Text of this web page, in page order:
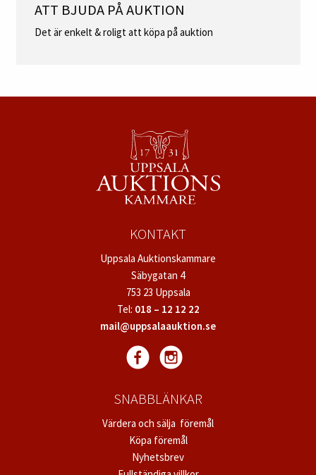
ATT BJUDA PÅ AUKTION
Det är enkelt & roligt att köpa på auktion
KONTAKT
Uppsala Auktionskammare
Säbygatan 4
753 23 Uppsala
Tel: 018 – 12 12 22
mail@uppsalaauktion.se
SNABBLÄNKAR
Värdera och sälja föremål
Köpa föremål
Nyhetsbrev